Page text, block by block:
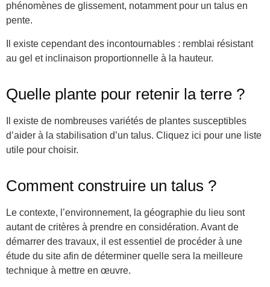
phénomènes de glissement, notamment pour un talus en
pente.
Il existe cependant des incontournables : remblai résistant
au gel et inclinaison proportionnelle à la hauteur.
Quelle plante pour retenir la terre ?
Il existe de nombreuses variétés de plantes susceptibles
d’aider à la stabilisation d’un talus. Cliquez ici pour une liste
utile pour choisir.
Comment construire un talus ?
Le contexte, l’environnement, la géographie du lieu sont
autant de critères à prendre en considération. Avant de
démarrer des travaux, il est essentiel de procéder à une
étude du site afin de déterminer quelle sera la meilleure
technique à mettre en œuvre.